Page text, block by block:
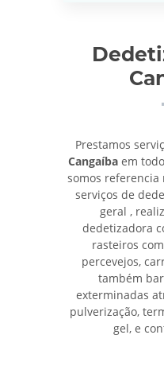
Prestamos
Cangaíba em
somos referencia
serviços de
geral ,
dedetizadora
rasteiros
percevejos,
também
exterminadas
pulverização,
gel, e